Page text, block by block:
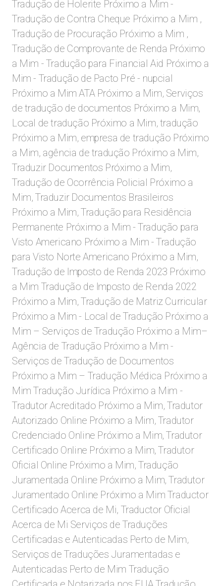
Tradução de Holerite Próximo a Mim -
Tradução de Contra Cheque Próximo a Mim ,
Tradução de Procuração Próximo a Mim ,
Tradução de Comprovante de Renda Próximo
a Mim - Tradução para Financial Aid Próximo a
Mim - Tradução de Pacto Pré - nupcial
Próximo a MimATA Próximo a Mim, Serviços
de tradução de documentos Próximo a Mim,
Local de tradução Próximo a Mim, tradução
Próximo a Mim, empresa de tradução Próximo
a Mim, agência de tradução Próximo a Mim,
Traduzir Documentos Próximo a Mim,
Tradução de Ocorrência Policial Próximo a
Mim, Traduzir Documentos Brasileiros
Próximo a Mim, Tradução para Residência
Permanente Próximo a Mim - Tradução para
Visto Americano Próximo a Mim - Tradução
para Visto Norte Americano Próximo a Mim,
Tradução de Imposto de Renda 2023 Próximo
a Mim Tradução de Imposto de Renda 2022
Próximo a Mim, Tradução de Matriz Curricular
Próximo a Mim - Local de Tradução Próximo a
Mim – Serviços de Tradução Próximo a Mim–
Agência de Tradução Próximo a Mim -
Serviços de Tradução de Documentos
Próximo a Mim – Tradução Médica Próximo a
Mim Tradução Jurídica Próximo a Mim -
Tradutor Acreditado Próximo a Mim, Tradutor
Autorizado Online Próximo a Mim, Tradutor
Credenciado Online Próximo a Mim, Tradutor
Certificado Online Próximo a Mim, Tradutor
Oficial Online Próximo a Mim, Tradução
Juramentada Online Próximo a Mim, Tradutor
Juramentado Online Próximo a Mim Traductor
Certificado Acerca de Mi, Traductor Oficial
Acerca de Mi Serviços de Traduções
Certificadas e Autenticadas Perto de Mim,
Serviços de Traduções Juramentadas e
Autenticadas Perto de Mim Tradução